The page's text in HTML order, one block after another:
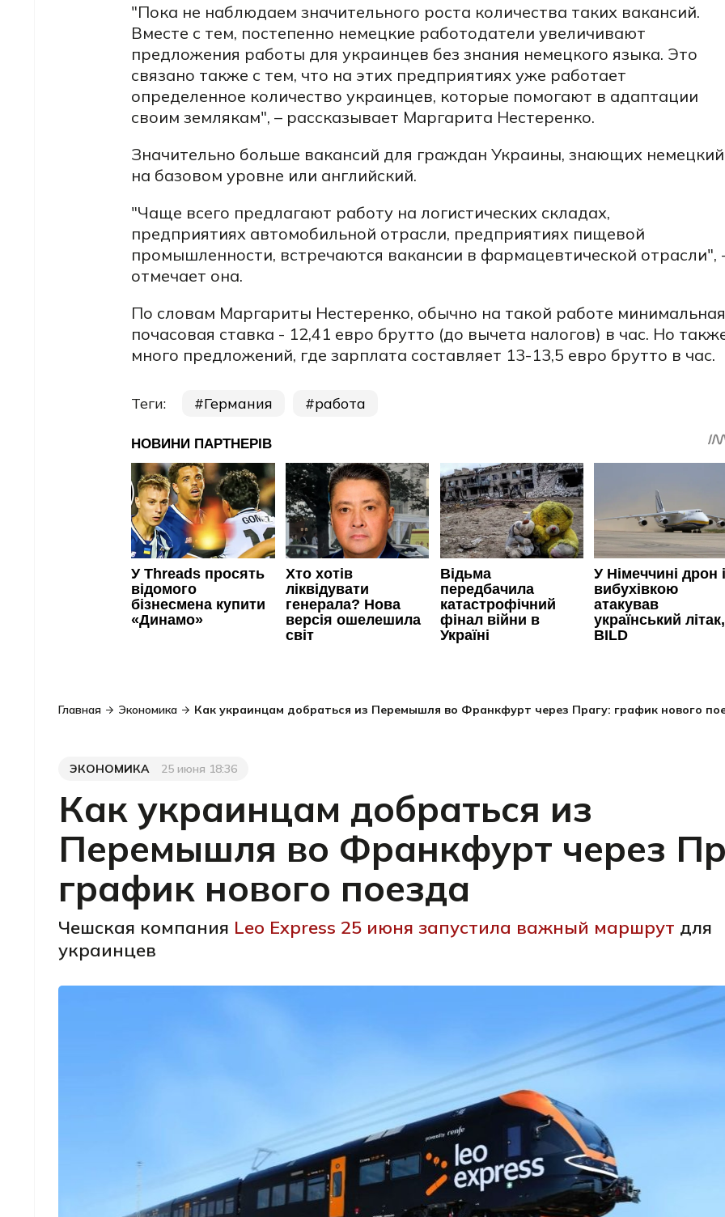
"Пока не наблюдаем значительного роста количества таких вакансий.
Вместе с тем, постепенно немецкие работодатели увеличивают
предложения работы для украинцев без знания немецкого языка. Это
связано также с тем, что на этих предприятиях уже работает
определенное количество украинцев, которые помогают в адаптации
своим землякам", – рассказывает Маргарита Нестеренко.
Значительно больше вакансий для граждан Украины, знающих немецкий
на базовом уровне или английский.
"Чаще всего предлагают работу на логистических складах,
предприятиях автомобильной отрасли, предприятиях пищевой
промышленности, встречаются вакансии в фармацевтической отрасли",
отмечает она.
По словам Маргариты Нестеренко, обычно на такой работе минимальная
почасовая ставка - 12,41 евро брутто (до вычета налогов) в час. Но
много предложений, где зарплата составляет 13-13,5 евро брутто в час.
Теги: Германия работа
Главная Экономика Как украинцам добраться из Перемышля во Франкфурт через Прагу: график нового
Категория
ЭКОНОМИКА
Дата публикации25 июня 18:36
Как украинцам добраться из
Перемышля во Франкфурт через
график нового поезда
Чешская компания Leo Express 25 июня запустила важный маршрут для
украинцев